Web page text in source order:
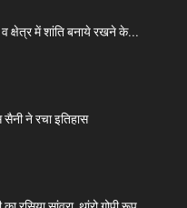
व क्षेत्र में शांति बनाये रखने के...
ने रचा इतिहास